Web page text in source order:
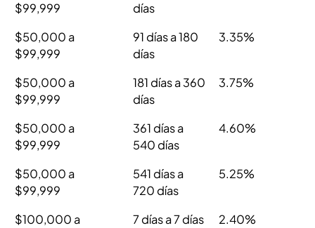
$99,999
días
$50,000 a
$99,999
91 días a 180
días
3.35%
$50,000 a
$99,999
181 días a 360
días
3.75%
$50,000 a
$99,999
361 días a
540 días
4.60%
$50,000 a
$99,999
541 días a
720 días
5.25%
$100,000 a
7 días a 7 días 2.40%